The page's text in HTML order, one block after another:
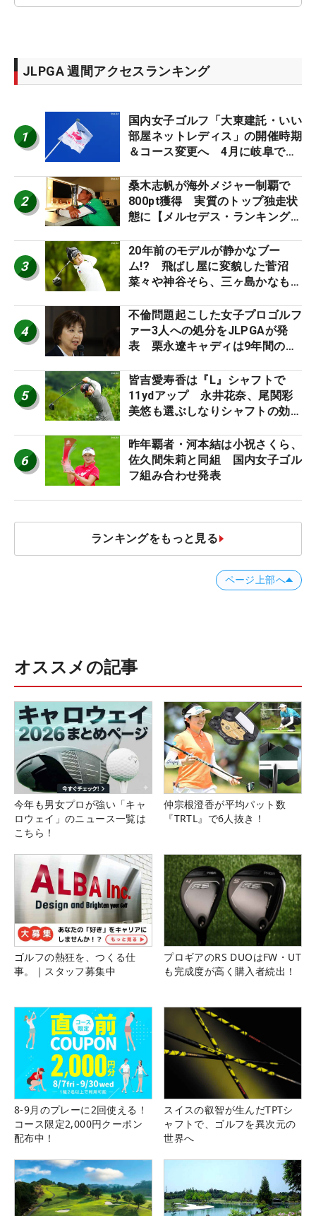
JLPGA 週間アクセスランキング
1
国内女子ゴルフ「大東建託・いい
部屋ネットレディス」の開催時期
＆コース変更へ 4月に岐阜で開
2
桑木志帆が海外メジャー制覇で
800pt獲得 実質のトップ独走状
態に【メルセデス・ランキング番
3
20年前のモデルが静かなブー
ム!? 飛ばし屋に変貌した菅沼
菜々や神谷そら、三ヶ島かなも使
ロたちの“飛ばしギア”】
4
不倫問題起こした女子プロゴルフ
ァー3人への処分をJLPGAが発
表 栗永遼キャディは9年間の立
5
皆吉愛寿香は『L』シャフトで
11ydアップ 永井花奈、尾関彩
美悠も選ぶしなりシャフトの効果
ア”】
6
昨年覇者・河本結は小祝さくら、
佐久間朱莉と同組 国内女子ゴル
フ組み合わせ発表
ランキングをもっと見る
ページ上部へ
オススメの記事
今年も男女プロが強い「キャ
ロウェイ」のニュース一覧は
こちら！
仲宗根澄香が平均パット数
『TRTL』で6人抜き！
ゴルフの熱狂を、つくる仕
事。｜スタッフ募集中
プロギアのRS DUOはFW・UT
も完成度が高く購入者続出！
8-9月のプレーに2回使える！
コース限定2,000円クーポン
配布中！
スイスの叡智が生んだTPTシ
ャフトで、ゴルフを異次元の
世界へ